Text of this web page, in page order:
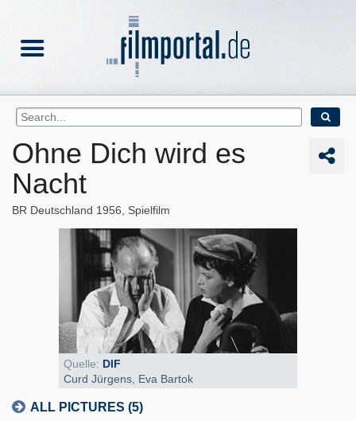
Ohne Dich wird es
Nacht
BR Deutschland 1956 Spielfilm
Quelle: DIF
Curd Jürgens, Eva Bartok
ALL PICTURES (5)